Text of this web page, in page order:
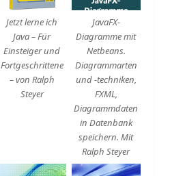
Jetzt lerne ich
Java – Für
Einsteiger und
Fortgeschrittene
– von Ralph
Steyer
JavaFX-
Diagramme mit
Netbeans.
Diagrammarten
und -techniken,
FXML,
Diagrammdaten
in Datenbank
speichern. Mit
Ralph Steyer